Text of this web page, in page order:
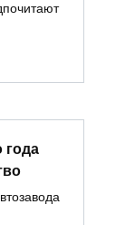
года